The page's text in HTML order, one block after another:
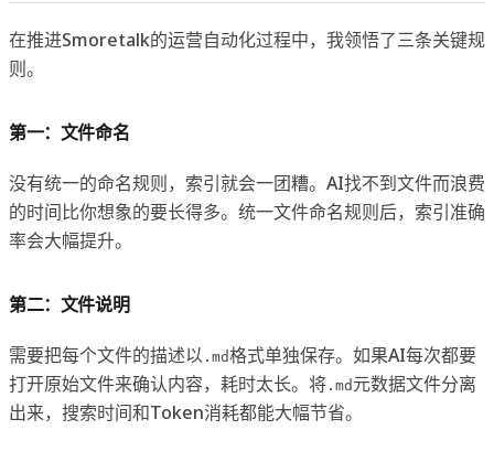
在推进Smoretalk的运营自动化过程中，我领悟了三条关键规
则。
第一：文件命名
没有统一的命名规则，索引就会一团糟。AI找不到文件而浪费
的时间比你想象的要长得多。统一文件命名规则后，索引准确
率会大幅提升。
第二：文件说明
需要把每个文件的描述以 .md格式单独保存。如果AI每次都要
打开原始文件来确认内容，耗时太长。将 .md 元数据文件分离
出来，搜索时间和Token消耗都能大幅节省。